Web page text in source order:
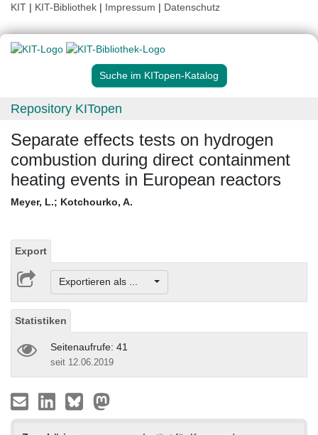
KIT | KIT-Bibliothek | Impressum | Datenschutz
Suche im KITopen-Katalog
Repository KITopen
Separate effects tests on hydrogen
combustion during direct containment
heating events in European reactors
Meyer, L.; Kotchourko, A.
Export
Exportieren als ...
Statistiken
Seitenaufrufe: 41
seit 12.06.2019